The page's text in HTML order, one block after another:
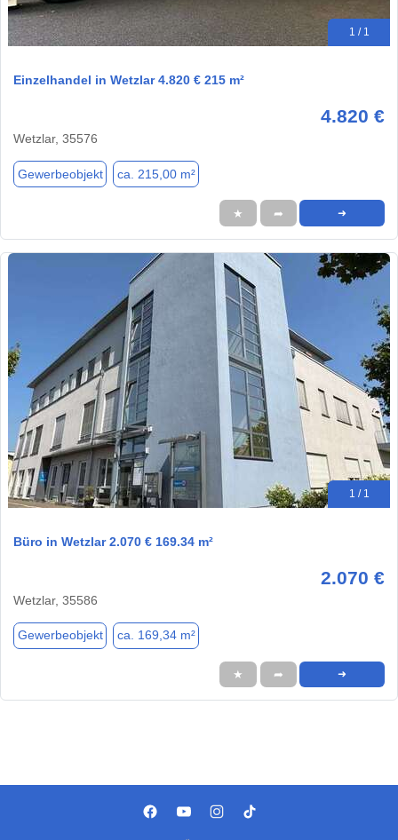
1 / 1
Einzelhandel in Wetzlar 4.820 € 215 m²
4.820 €
Wetzlar, 35576
Gewerbeobjekt ca. 215,00 m²
★ ➦ ➜
1 / 1
Büro in Wetzlar 2.070 € 169.34 m²
2.070 €
Wetzlar, 35586
Gewerbeobjekt ca. 169,34 m²
★ ➦ ➜